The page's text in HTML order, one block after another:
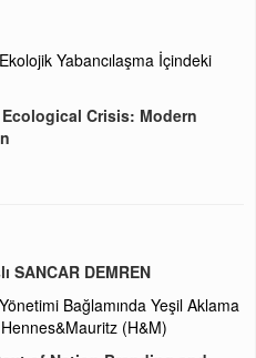
Yabancılaşma İçindeki
Crisis: Modern
SANCAR DEMREN
Bağlamında Yeşil Aklama
(H&M)